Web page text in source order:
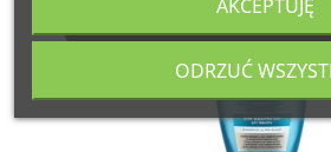
500ML.
HISZPANIA
ODRZUĆ
AKCEPTUJĘ